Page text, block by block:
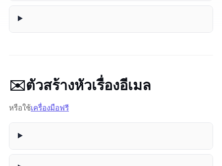
✉️ ตัวสร้างหัวเรื่องอีเมล
หรือใช้เครื่องมือฟรี